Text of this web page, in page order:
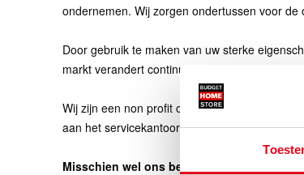
ondernemen. Wij zorgen ondertussen voor de
Door gebruik te maken van uw sterke
markt verandert continu en de consument is
Wij zijn een non profit organisatie zonder
aan het servicekantoor.
Misschien wel ons belangrijkste speerpunt: